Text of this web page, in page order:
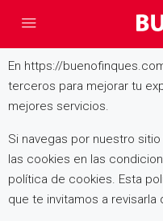
En https://
terceros para mejorar tu
mejores servicios.
Si navegas por nuestro
las cookies en las
política de cookies. Esta
que te invitamos a revisarla